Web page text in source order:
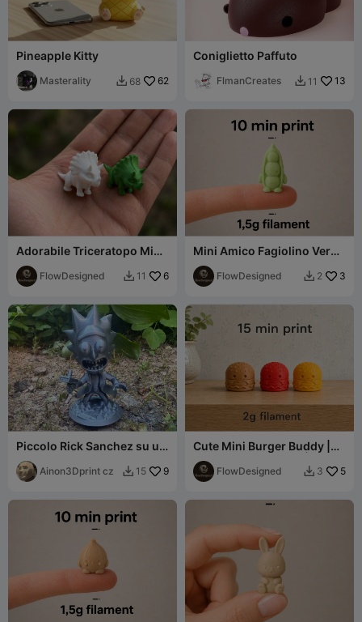
Pineapple Kitty
Masterality  68 62
Coniglietto Paffuto
FlmanCreates  11 13
Adorabile Triceratopo Mini
– Piccola Figura di
Dinosauro
FlowDesigned  11 6
Mini Amico Fagiolino Verde
– Stampa Veloce
FlowDesigned  2 3
Piccolo Rick Sanchez su un
piedistallo
Ainon3Dprint cz  15 9
Cute Mini Burger Buddy |
Easy & Fast 3D Print | Desk
Toy FlowDesigned  3 5